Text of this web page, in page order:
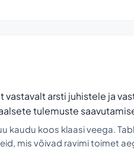
vastavalt arsti juhistele ja
tulemuste
kaudu koos klaasi veega.
mis võivad ravimi toimet